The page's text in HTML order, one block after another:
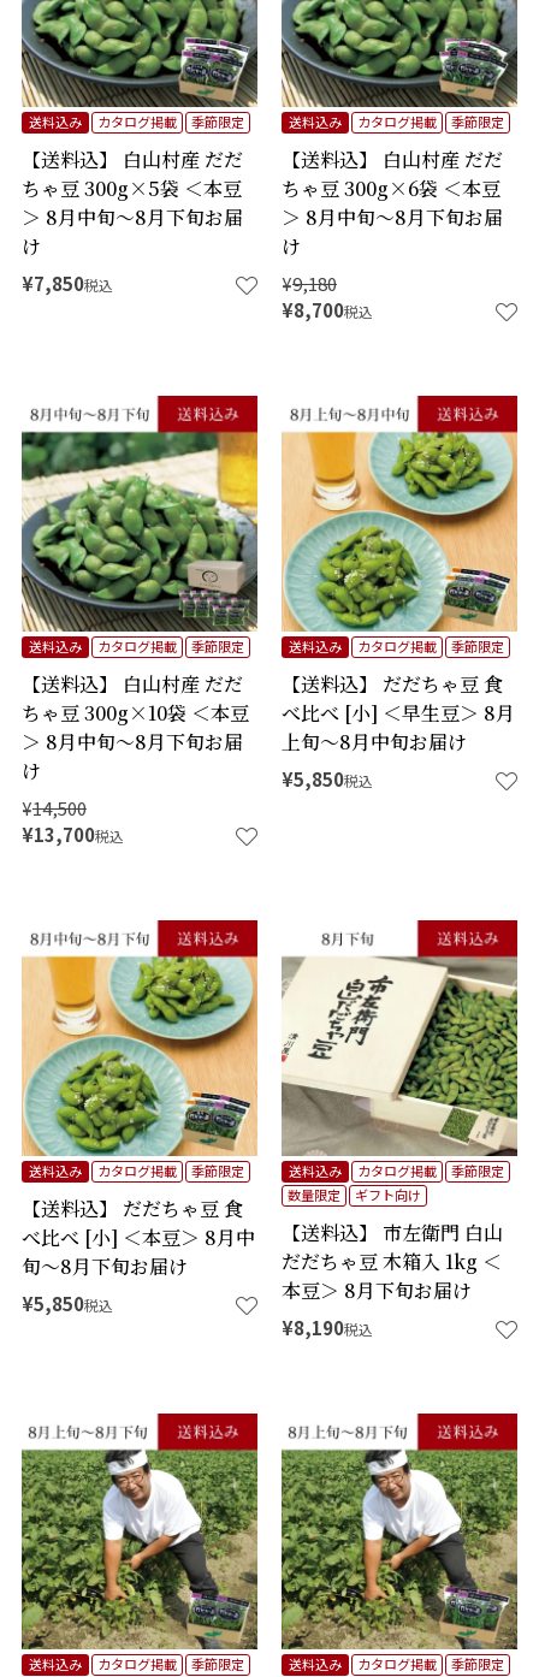
【送料込】 白山村産 だだ
ちゃ豆 300g×5袋 ＜本豆
＞ 8月中旬～8月下旬お届
け
送料込み カタログ掲載 季節限定
¥7,850税込
【送料込】 白山村産 だだ
ちゃ豆 300g×6袋 ＜本豆
＞ 8月中旬～8月下旬お届
け
送料込み カタログ掲載 季節限定
¥9,180
¥8,700税込
【送料込】 白山村産 だだ
ちゃ豆 300g×10袋 ＜本豆
＞ 8月中旬～8月下旬お届
け
送料込み カタログ掲載 季節限定
¥14,500
¥13,700税込
【送料込】 だだちゃ豆 食
べ比べ [小] ＜早生豆＞ 8月
上旬～8月中旬お届け
送料込み カタログ掲載 季節限定
¥5,850税込
【送料込】 だだちゃ豆 食
べ比べ [小] ＜本豆＞ 8月中
旬～8月下旬お届け
送料込み カタログ掲載 季節限定
¥5,850税込
【送料込】 市左衛門 白山
だだちゃ豆 木箱入 1kg ＜
本豆＞ 8月下旬お届け
送料込み カタログ掲載
季節限定
数量限定
ギフト向け
¥8,190税込
送料込み カタログ掲載
季節限定
送料込み カタログ掲載
季節限定